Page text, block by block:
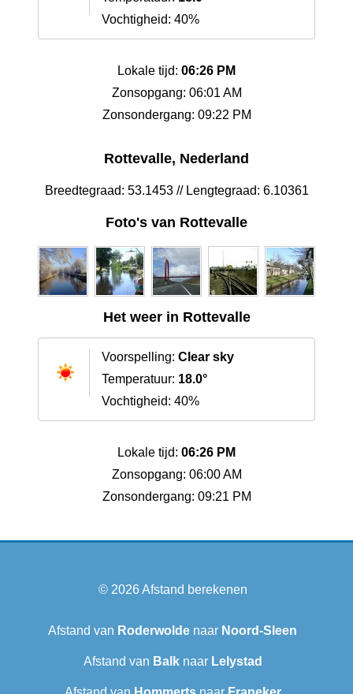
Vochtigheid: 40%
Lokale tijd: 06:26 PM
Zonsopgang: 06:01 AM
Zonsondergang: 09:22 PM
Rottevalle, Nederland
Breedtegraad: 53.1453 // Lengtegraad: 6.10361
Foto's van Rottevalle
Het weer in Rottevalle
Voorspelling: Clear sky
Temperatuur: 18.0°
Vochtigheid: 40%
Lokale tijd: 06:26 PM
Zonsopgang: 06:00 AM
Zonsondergang: 09:21 PM
© 2026Afstand berekenen
Afstand van Roderwolde naar Noord-Sleen
Afstand van Balknaar Lelystad